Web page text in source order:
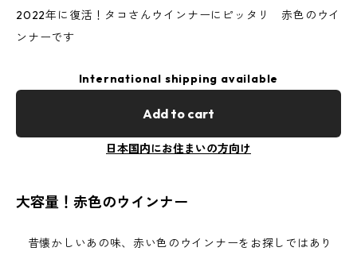
2022年に復活！タコさんウインナーにピッタリ 赤色のウイ
ンナーです
International shipping available
Add to cart
日本国内にお住まいの方向け
大容量！赤色のウインナー
昔懐かしいあの味、赤い色のウインナーをお探しではあり